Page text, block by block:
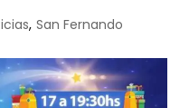
, San Fernando